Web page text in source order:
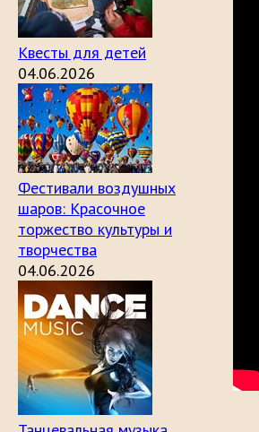
Квесты для детей
04.06.2026
Фестивали воздушных
шаров: Красочное
торжество культуры и
творчества
04.06.2026